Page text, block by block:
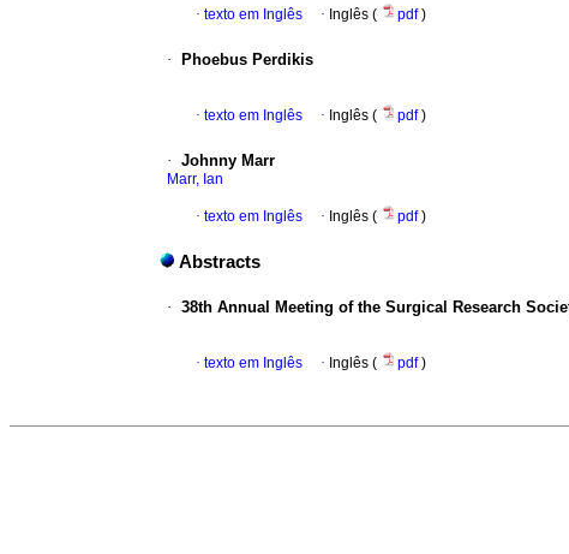
· texto em Inglês · Inglês ( pdf)
· Phoebus Perdikis
· texto em Inglês · Inglês ( pdf)
· Johnny Marr
Marr, Ian
· texto em Inglês · Inglês ( pdf)
Abstracts
· 38th Annual Meeting of the Surgical Research
· texto em Inglês · Inglês ( pdf)